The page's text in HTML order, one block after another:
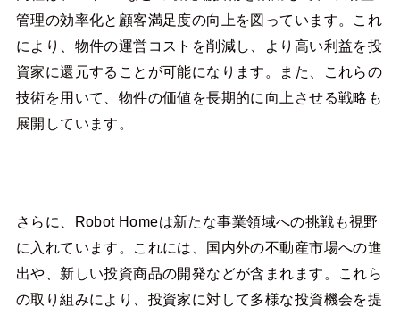
管理の効率化と顧客満足度の向上を図っています。これ
により、物件の運営コストを削減し、より高い利益を投
資家に還元することが可能になります。また、これらの
技術を用いて、物件の価値を長期的に向上させる戦略も
展開しています。
さらに、Robot Homeは新たな事業領域への挑戦も視野
に入れています。これには、国内外の不動産市場への進
出や、新しい投資商品の開発などが含まれます。これら
の取り組みにより、投資家に対して多様な投資機会を提